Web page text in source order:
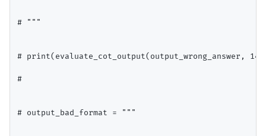
# """
# print(evaluate_cot_output(output_wrong_answer,
#
# output_bad_format = """